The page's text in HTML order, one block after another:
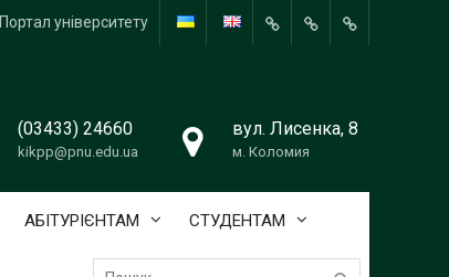
About
HISTORYTeaching
Портал університету
(03433) 24660
kikpp@pnu.edu.ua
вул. Лисенка, 8
м. Коломия
АБІТУРІЄНТАМ СТУДЕНТАМ
Пошук: